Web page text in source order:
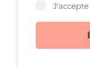
J'accepte